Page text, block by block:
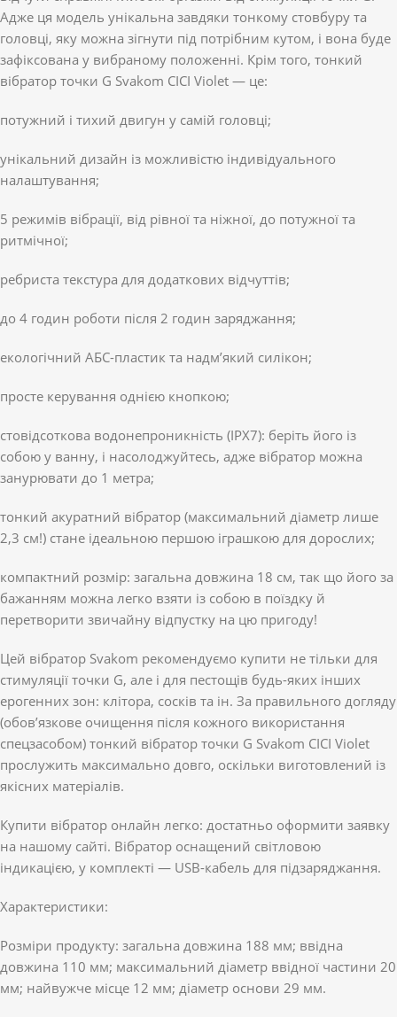
Адже ця модель унікальна завдяки тонкому стовбуру та
головці, яку можна зігнути під потрібним кутом, і вона буде
зафіксована у вибраному положенні. Крім того, тонкий
вібратор точки G Svakom CICI Violet — це:
потужний і тихий двигун у самій головці;
унікальний дизайн із можливістю індивідуального
налаштування;
5 режимів вібрації, від рівної та ніжної, до потужної та
ритмічної;
ребриста текстура для додаткових відчуттів;
до 4 годин роботи після 2 годин заряджання;
екологічний АБС-пластик та надм’який силікон;
просте керування однією кнопкою;
стовідсоткова водонепроникність (IPX7): беріть його із
собою у ванну, і насолоджуйтесь, адже вібратор можна
занурювати до 1 метра;
тонкий акуратний вібратор (максимальний діаметр лише
2,3 см!) стане ідеальною першою іграшкою для дорослих;
компактний розмір: загальна довжина 18 см, так що його за
бажанням можна легко взяти із собою в поїздку й
перетворити звичайну відпустку на цю пригоду!
Цей вібратор Svakom рекомендуємо купити не тільки для
стимуляції точки G, але і для пестощів будь-яких інших
ерогенних зон: клітора, сосків та ін. За правильного догляду
(обов’язкове очищення після кожного використання
спецзасобом) тонкий вібратор точки G Svakom CICI Violet
прослужить максимально довго, оскільки виготовлений із
якісних матеріалів.
Купити вібратор онлайн легко: достатньо оформити заявку
на нашому сайті. Вібратор оснащений світловою
індикацією, у комплекті — USB-кабель для підзаряджання.
Характеристики:
Розміри продукту: загальна довжина 188 мм; ввідна
довжина 110 мм; максимальний діаметр ввідної частини 20
мм; найвужче місце 12 мм; діаметр основи 29 мм.